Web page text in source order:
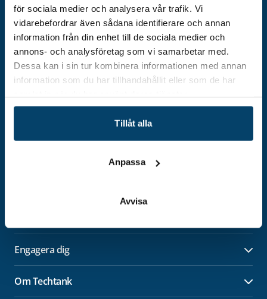
för sociala medier och analysera vår trafik. Vi
vidarebefordrar även sådana identifierare och annan
information från din enhet till de sociala medier och
annons- och analysföretag som vi samarbetar med.
Dessa kan i sin tur kombinera informationen med annan
information som du har tillhandahållit eller som de har
Tillåt alla
Anpassa
Avvisa
Adress
Techtank Aktiebolag (svb)
Vällaregatan 30
Org.nummer: 559179-5439
Engagera dig
Om Techtank